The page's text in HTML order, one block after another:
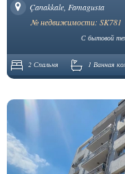
Çanakkale, Famagusta
№ недвижимости: SK781
С бытовой
2 Спальня 1 Ванная